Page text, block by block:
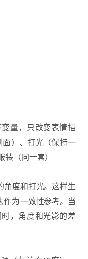
量，只改变表情描
）、打光（保持一
（同一套）
角度和打光。这样生
为一致性参考。当
，角度和光影的差